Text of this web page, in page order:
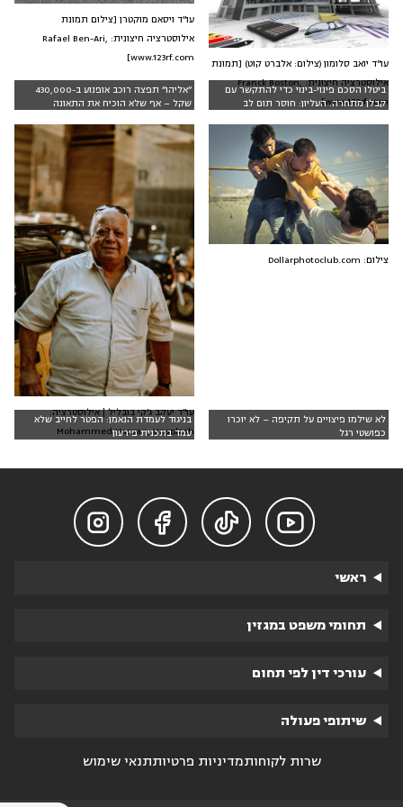
ביטלו הסכם פינוי-בינוי כדי להתקשר עם
קבלן מתחרה. העליון: חוסר תום לב
עו"ד יואב סלומון (צילום: אלברט קוט) [תמונת
אילוסטרציה חיצונית: Franck Boston,
www.123rf.com]
״אליהו״ תפצה רוכב אופנוע ב-430,000
שקל – אף שלא הוכיח את התאונה
עו"ד ויסאם מוקטרן [צילום תמונת
אילוסטרציה חיצונית: Rafael Ben-Ari,
www.123rf.com]
לא שילמו פיצויים על תקיפה – לא יוכרו
כפושטי רגל
צילום: Dollarphotoclub.com
בניגוד לעמדת הנאמן: הפטר לחייב שלא
עמד בתכנית פירעון
עו"ד יעקב ג'קי בובליל | אילוסטרציה:
Mohammed Hassan, Unsplash




ראשי
תחומי משפט במגזין
עורכי דין לפי תחום
שיתופי פעולה
שרות לקוחותמדיניות פרטיותתנאי שימוש